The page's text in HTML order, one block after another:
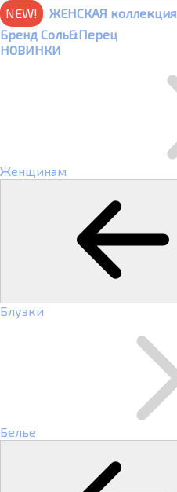
NEW!
ЖЕНСКАЯ коллекция
Бренд Соль&Перец
НОВИНКИ
Женщинам
Блузки
Белье